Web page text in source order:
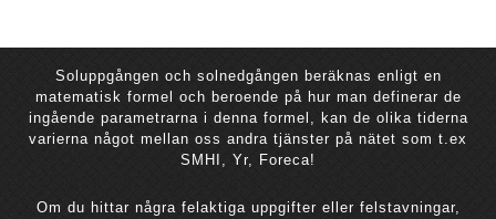
Soluppgången och solnedgången beräknas enligt en
matematisk formel och beroende på hur man definerar de
ingående parametrarna i denna formel, kan de olika tiderna
varierna något mellan oss andra tjänster på nätet som t.ex
SMHI, Yr, Foreca!
Om du hittar några felaktiga uppgifter eller felstavningar,